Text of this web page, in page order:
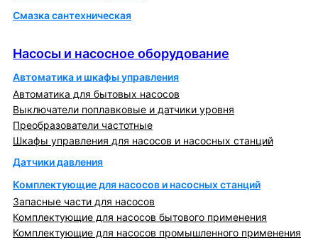
Смазка сантехническая
Насосы и насосное оборудование
Автоматика и шкафы управления
Автоматика для бытовых насосов
Выключатели поплавковые и датчики уровня
Преобразователи частотные
Шкафы управления для насосов и насосных станций
Датчики давления
Комплектующие для насосов и насосных станций
Запасные части для насосов
Комплектующие для насосов бытового применения
Комплектующие для насосов промышленного применения